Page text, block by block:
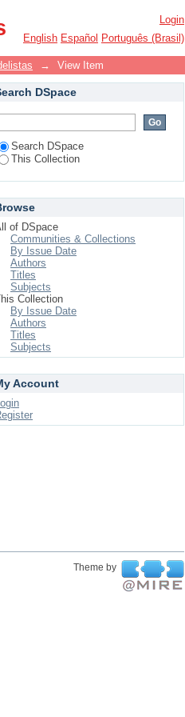
Login
English Español Português (Brasil)
→ View Item
DSpace
Search DSpace
This Collection
of DSpace
Communities & Collections
By Issue Date
Authors
Titles
Subjects
Collection
By Issue Date
Authors
Titles
Subjects
Account
Theme by